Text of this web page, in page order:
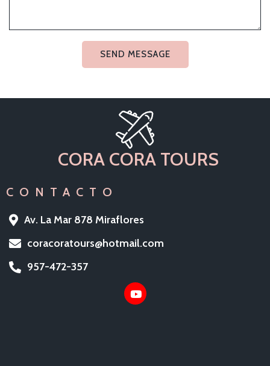
SEND MESSAGE
CORA CORA TOURS
CONTACTO
Av. La Mar 878 Miraflores
coracoratours@hotmail.com
957-472-357